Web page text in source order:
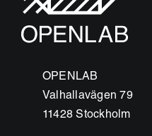
OPENLAB
Valhallavägen 79
11428 Stockholm